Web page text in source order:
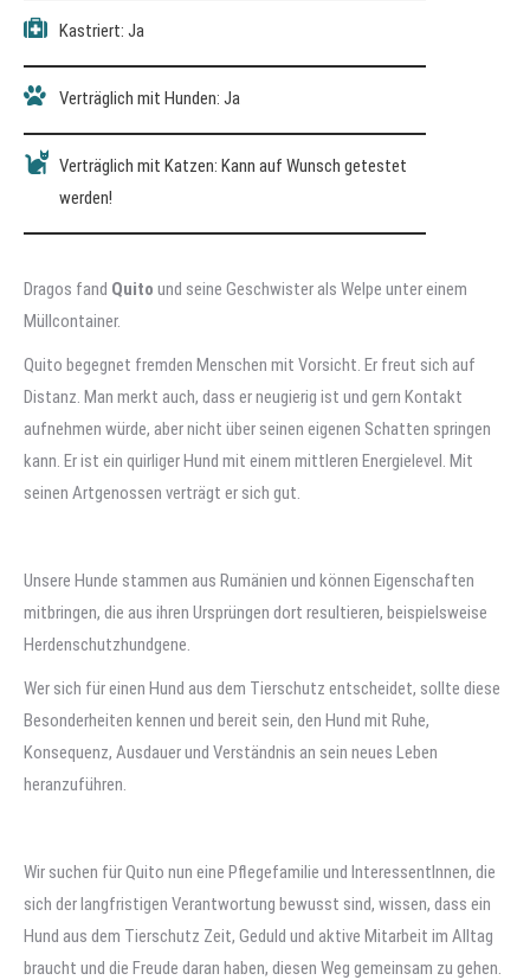
Kastriert: Ja
Verträglich mit Hunden: Ja
Verträglich mit Katzen: Kann auf Wunsch getestet
werden!
Dragos fand Quito und seine Geschwister als Welpe unter einem
Müllcontainer.
Quito begegnet fremden Menschen mit Vorsicht. Er freut sich auf
Distanz. Man merkt auch, dass er neugierig ist und gern Kontakt
aufnehmen würde, aber nicht über seinen eigenen Schatten springen
kann. Er ist ein quirliger Hund mit einem mittleren Energielevel. Mit
seinen Artgenossen verträgt er sich gut.
Unsere Hunde stammen aus Rumänien und können Eigenschaften
mitbringen, die aus ihren Ursprüngen dort resultieren, beispielsweise
Herdenschutzhundgene.
Wer sich für einen Hund aus dem Tierschutz entscheidet, sollte diese
Besonderheiten kennen und bereit sein, den Hund mit Ruhe,
Konsequenz, Ausdauer und Verständnis an sein neues Leben
heranzuführen.
Wir suchen für Quito nun eine Pflegefamilie und InteressentInnen, die
sich der langfristigen Verantwortung bewusst sind, wissen, dass ein
Hund aus dem Tierschutz Zeit, Geduld und aktive Mitarbeit im Alltag
braucht und die Freude daran haben, diesen Weg gemeinsam zu gehen.